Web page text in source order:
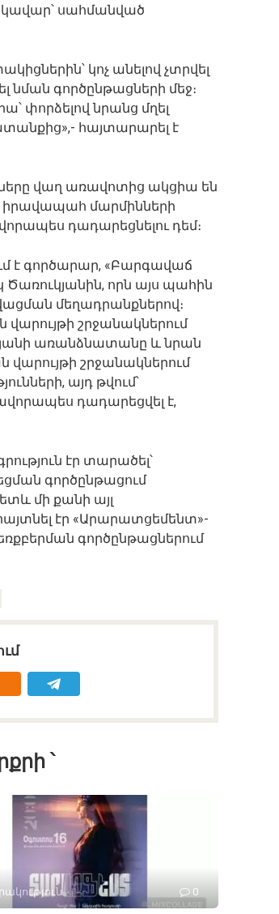
սահմանված
կոչ անելով չտրվել
նման գործընթացների մեջ։
փորձելով նրանց մղել
հայտարարել է
վաղ առավոտից ակցիա են
իրավապահ մարմինների
դադարեցնելու դեմ։
է գործարար, «Բարգավաճ
որն այս պահին
մեղադրանքներով։
շրջանակներում
առանձնատանը և նրան
վարույթի շրջանակներում
այդ թվում՝
դադարեցվել է,
էր տարածել՝
գործընթացում
մի քանի այլ
էր «Արարատցեմենտ»-
գործընթացներում
՝
0